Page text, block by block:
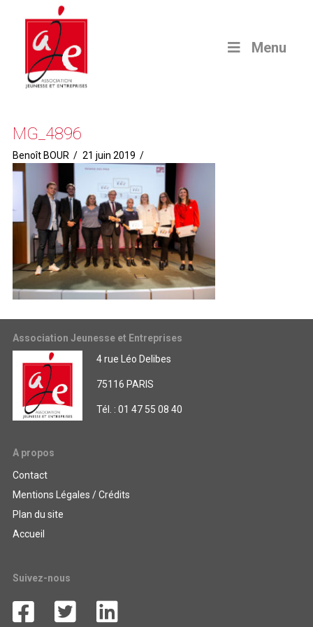
Menu
MG_4896
Benoît BOUR 21 juin 2019
Association Jeunesse et Entreprises
4 rue Léo Delibes
75116 PARIS
Tél. : 01 47 55 08 40
A propos
Contact
Mentions Légales / Crédits
Plan du site
Accueil
Suivez-nous